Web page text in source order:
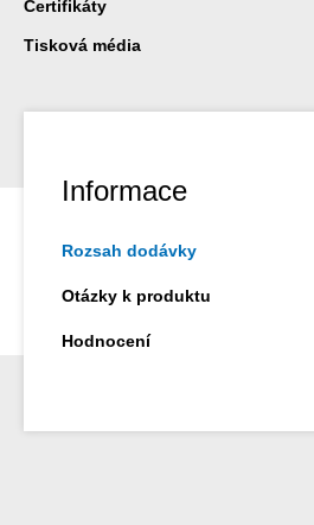
Certifikáty
Tisková média
Informace
Rozsah dodávky
Otázky k produktu
Hodnocení